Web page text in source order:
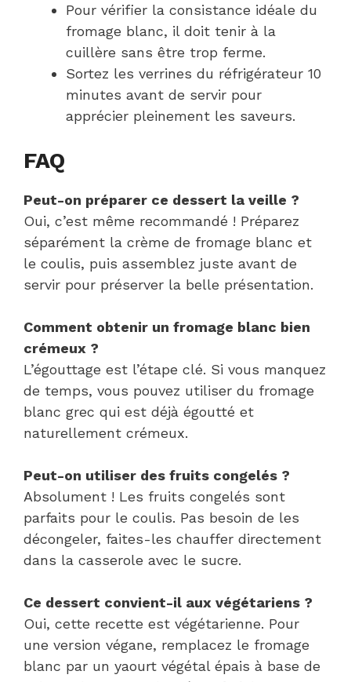
Pour vérifier la consistance idéale du
fromage blanc, il doit tenir à la
cuillère sans être trop ferme.
Sortez les verrines du réfrigérateur 10
minutes avant de servir pour
apprécier pleinement les saveurs.
FAQ
Peut-on préparer ce dessert la veille ?
Oui, c’est même recommandé ! Préparez
séparément la crème de fromage blanc et
le coulis, puis assemblez juste avant de
servir pour préserver la belle présentation.
Comment obtenir un fromage blanc bien
crémeux ?
L’égouttage est l’étape clé. Si vous manquez
de temps, vous pouvez utiliser du fromage
blanc grec qui est déjà égoutté et
naturellement crémeux.
Peut-on utiliser des fruits congelés ?
Absolument ! Les fruits congelés sont
parfaits pour le coulis. Pas besoin de les
décongeler, faites-les chauffer directement
dans la casserole avec le sucre.
Ce dessert convient-il aux végétariens ?
Oui, cette recette est végétarienne. Pour
une version végane, remplacez le fromage
blanc par un yaourt végétal épais à base de